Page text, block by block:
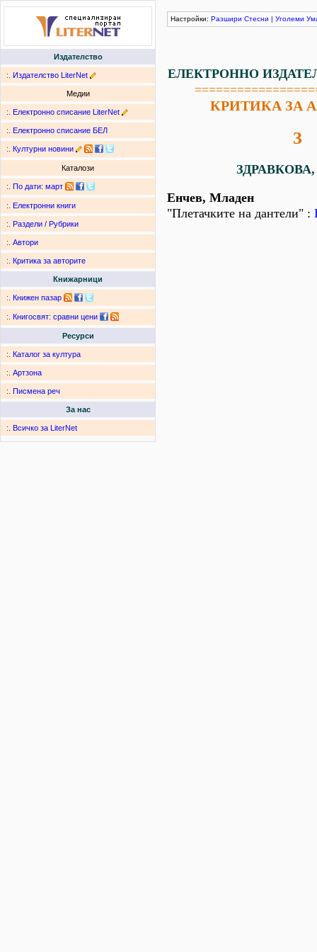
Издателство
:. Издателство LiterNet
Медии
:. Електронно списание LiterNet
:. Електронно списание БЕЛ
:. Културни новини
Каталози
:. По дати: март
:. Електронни книги
:. Раздели / Рубрики
:. Автори
:. Критика за авторите
Книжарници
:. Книжен пазар
:. Книгосвят: сравни цени
Ресурси
:. Каталог за култура
:. Артзона
:. Писмена реч
За нас
:. Всичко за LiterNet
Настройки: Разшири Стесни | Уголеми
ЕЛЕКТРОННО
КРИТИКА ЗА
З
ЗДРАВКОВА,
Енчев, Младен
"Плетачките на дантели" :